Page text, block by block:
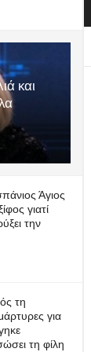
και
Άγιος
γιατί
την
τη
για
τη φίλη